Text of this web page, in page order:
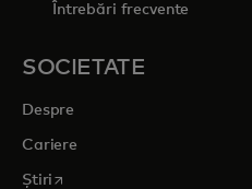
Întrebări frecvente
SOCIETATE
Despre
Cariere
Știri opens in a new tab